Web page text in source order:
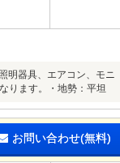
明器具、エアコン、モニ
ります。・地勢：平坦
お問い合わせ(無料)